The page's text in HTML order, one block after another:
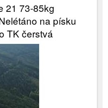
21 73-85kg
na písku
TK čerstvá